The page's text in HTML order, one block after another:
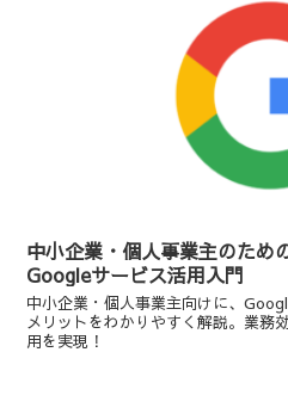
中小企業・個人事業主のため
Googleサービス活用入門
中小企業・個人事業主向けに、
メリットをわかりやすく解説。業務
用を実現！